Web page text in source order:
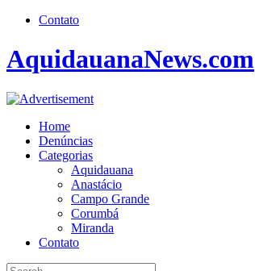
Contato
AquidauanaNews.com
Home
Denúncias
Categorias
Aquidauana
Anastácio
Campo Grande
Corumbá
Miranda
Contato